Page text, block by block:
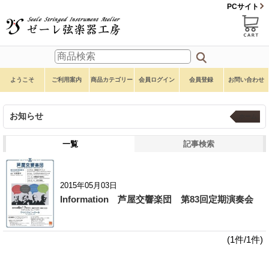
PCサイト
ようこそ ご利用案内 商品カテゴリー 会員ログイン 会員登録 お問い合わせ
お知らせ
一覧 記事検索
2015年05月03日
Information 芦屋交響楽団 第83回定期演奏会
(1件/1件)